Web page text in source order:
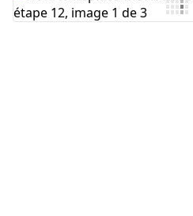
Ajouter un commentaire